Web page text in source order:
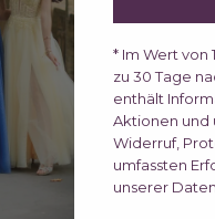
* Im Wert von
zu 30 Tage
enthält
Aktionen und
Widerruf,
umfassten
unserer